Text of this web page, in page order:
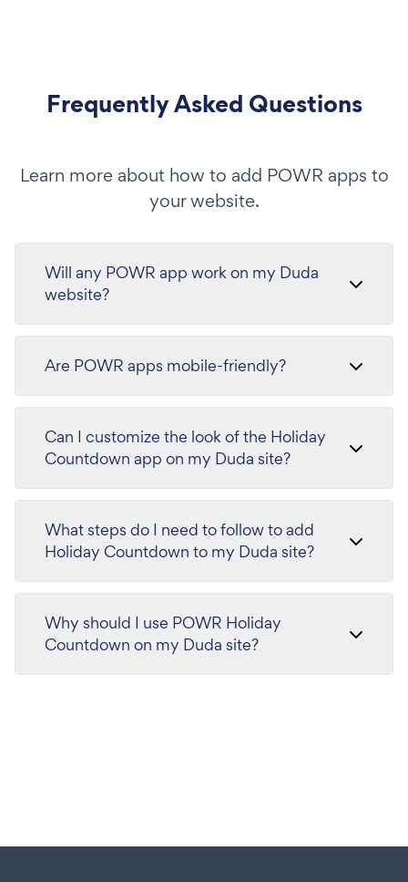
Frequently Asked Questions
Learn more about how to add POWR apps to
your website.
Will any POWR app work on my Duda
website?
Are POWR apps mobile-friendly?
Can I customize the look of the Holiday
Countdown app on my Duda site?
What steps do I need to follow to add
Holiday Countdown to my Duda site?
Why should I use POWR Holiday
Countdown on my Duda site?